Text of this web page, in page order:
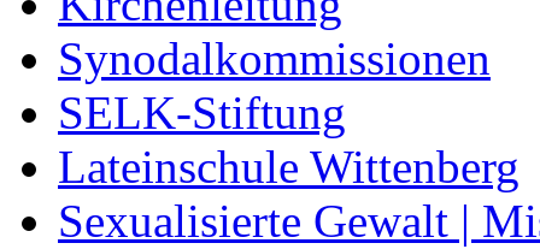
Synodalkommissionen
SELK-Stiftung
Lateinschule Wittenberg
Sexualisierte Gewalt |